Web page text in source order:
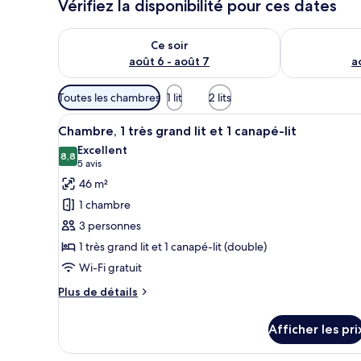
Vérifiez la disponibilité pour ces dates
Ce soir
août 6 - août 7
Vérifier la disponibilité pour ce soir août 6 - août 7
Vérifier la
Filtres
disponibles
pour
les
chambres
Toutes les chambres 1 lit 2 lits
Afficher
toutes
les
photos
pour
ce
type
de
chambre :
Chambre,
grand
Une chambre d’hôtel équipée
6
Chambre, 1 très grand lit et 1 canapé-lit
8,88,8 sur 10
Excellent
5 avis
(5 avis)
46 m²
1 chambre
3 personnes
1 très grand lit et 1 canapé-lit (double)
Wi-Fi gratuit
Plus de détails
Plus
Chambre,
Afficher les